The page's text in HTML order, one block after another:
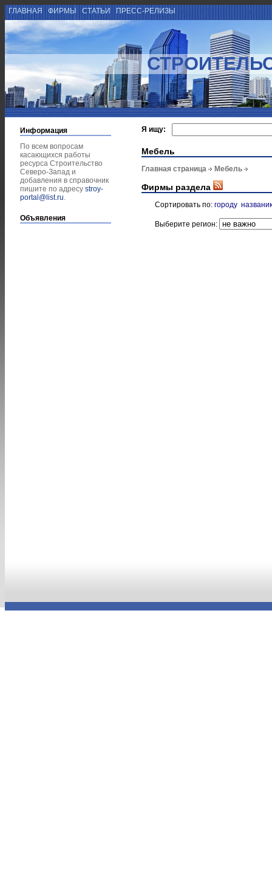
ГЛАВНАЯ ФИРМЫ СТАТЬИ ПРЕСС-РЕЛИЗЫ
Информация
По всем вопросам
касающихся работы
ресурса Строительство
Северо-Запад и
добавления в справочник
пишите по адресу stroy-
portal@list.ru.
Объявления
Я ищу:
Мебель
Главная страница Мебель
Фирмы раздела
Сортировать по: городу
Выберите регион: